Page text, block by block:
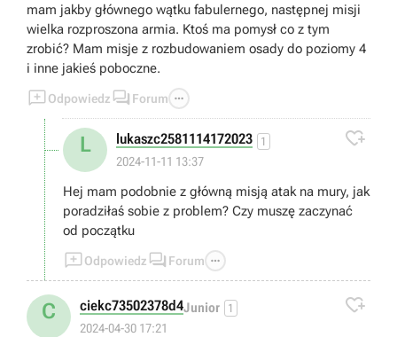
mam jakby głównego wątku fabulernego, następnej misji
wielka rozproszona armia. Ktoś ma pomysł co z tym
zrobić? Mam misje z rozbudowaniem osady do poziomy 4
i inne jakieś poboczne.
Odpowiedz  Forum 
L lukaszc2581114172023 1
2024-11-11 13:37

Hej mam podobnie z główną misją atak na mury, jak
poradziłaś sobie z problem? Czy muszę zaczynać
od początku
Odpowiedz  Forum 
C ciekc73502378d4Junior 1
2024-04-30 17:21
